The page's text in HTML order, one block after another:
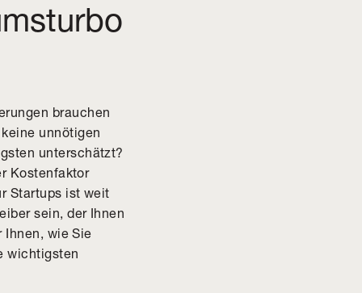
brauchen
unnötigen
unterschätzt?
Kostenfaktor
Startups ist weit
sein, der Ihnen
wie Sie
wichtigsten